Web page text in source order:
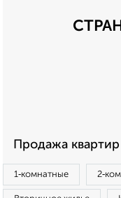
Продажа
1‑комнатные